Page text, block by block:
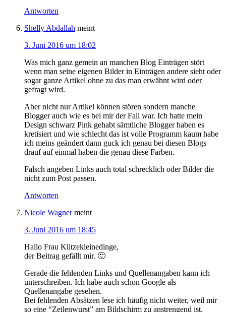
Antworten
Shelly Abdallah meint
3. Juni 2016 um 18:02
Was mich ganz gemein an manchen Blog Einträgen stört
wenn man seine eigenen Bilder in Einträgen andere sieht oder
sogar ganze Artikel ohne zu das man erwähnt wird oder
gefragt wird.
Aber nicht nur Artikel können stören sondern manche
Blogger auch wie es bei mir der Fall war. Ich hatte mein
Design schwarz Pink gehabt sämtliche Blogger haben es
kretisiert und wie schlecht das ist volle Programm kaum habe
ich meins geändert dann guck ich genau bei diesen Blogs
drauf auf einmal haben die genau diese Farben.
Falsch angeben Links auch total schrecklich oder Bilder die
nicht zum Post passen.
Antworten
Nicole Wagner meint
3. Juni 2016 um 18:45
Hallo Frau Klitzekleinedinge,
der Beitrag gefällt mir. 🙂
Gerade die fehlenden Links und Quellenangaben kann ich
unterschreiben. Ich habe auch schon Google als
Quellenangabe gesehen.
Bei fehlenden Absätzen lese ich häufig nicht weiter, weil mir
so eine “Zeilenwurst” am Bildschirm zu anstrengend ist.